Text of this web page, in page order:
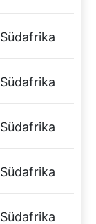
Südafrika
Südafrika
Südafrika
Südafrika
Südafrika